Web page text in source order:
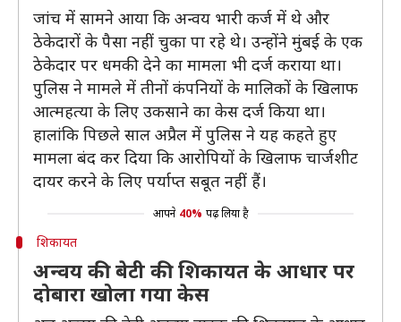
जांच में सामने आया कि अन्वय भारी कर्ज में थे और
ठेकेदारों के पैसा नहीं चुका पा रहे थे। उन्होंने मुंबई के एक
ठेकेदार पर धमकी देने का मामला भी दर्ज कराया था।
पुलिस ने मामले में तीनों कंपनियों के मालिकों के खिलाफ
आत्महत्या के लिए उकसाने का केस दर्ज किया था।
हालांकि पिछले साल अप्रैल में पुलिस ने यह कहते हुए
मामला बंद कर दिया कि आरोपियों के खिलाफ चार्जशीट
दायर करने के लिए पर्याप्त सबूत नहीं हैं।
आपने 40% पढ़ लिया है
शिकायत
अन्वय की बेटी की शिकायत के आधार पर
दोबारा खोला गया केस